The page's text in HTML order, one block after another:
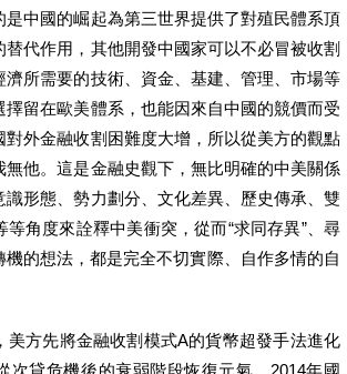
是中國的崛起為第三世界提供了對殖民體系頂
替代作用，其他開發中國家可以不必冒被收割
濟所需要的技術、資金、基建、管理、市場等
擇留在歐美體系，也能因來自中國的競價而受
對外金融收割困難度大增，所以從美方的觀點
無他。這是金融史觀下，無比明確的中美關係
識形態、勢力劃分、文化差異、歷史傳承、雙
等角度來詮釋中美衝突，從而“求同存異”、尋
機的想法，都是完全不切實際、自作多情的自
美方先將金融收割模式A的貨幣超發手法進化